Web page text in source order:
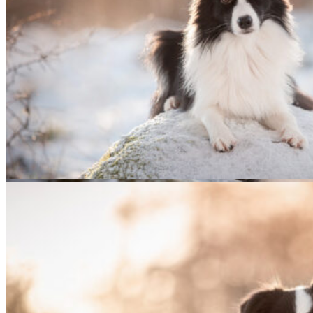
06|01|2022 – Fate, Broad­me­a­dows Hig­her Love